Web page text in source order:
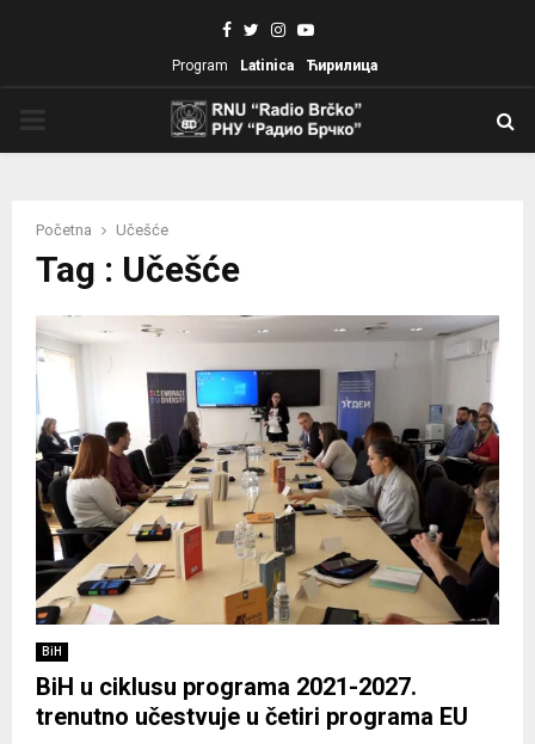
Facebook
TwitterInstagram
Youtube
Program Latinica Ћирилица
Početna Učešće
Tag : Učešće
BiH
BiH u ciklusu programa 2021-2027.
trenutno učestvuje u četiri programa EU